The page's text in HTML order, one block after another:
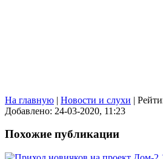
На главную | Новости и слухи |
Добавлено: 24-03-2020, 11:23
Похожие публикации